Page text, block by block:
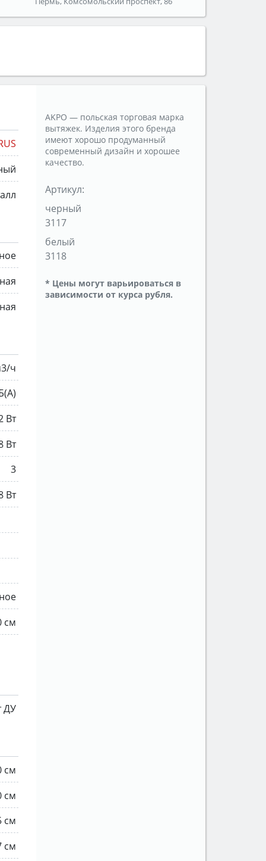
ч
Вт
Вт
3
Вт
см
ДУ
см
см
см
см
AKPO — польская торговая марка
вытяжек. Изделия этого бренда
имеют хорошо продуманный
современный дизайн и хорошее
качество.
Артикул:
черный
3117
белый
3118
* Цены могут варьироваться в
зависимости от курса рубля.